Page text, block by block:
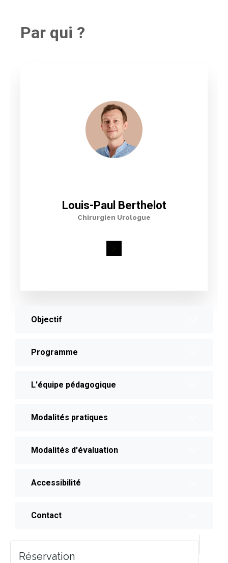
Par qui ?
Louis-Paul Berthelot
Chirurgien Urologue
Objectif
Programme
L'équipe pédagogique
Modalités pratiques
Modalités d'évaluation
Accessibilité
Contact
Réservation